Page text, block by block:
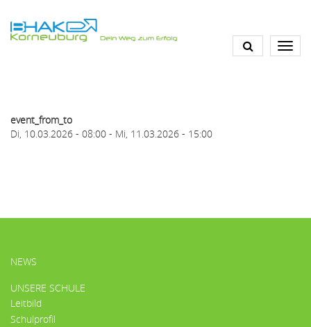
zum
Inhalt
event_from_to
Di, 10.03.2026 - 08:00 - Mi, 11.03.2026 - 15:00
HAUPTMENÜ
NEWS
UNSERE SCHULE
Leitbild
Schulprofil